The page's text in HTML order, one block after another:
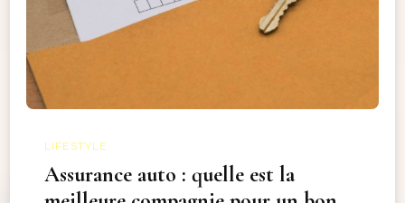
LIFESTYLE
Assurance auto : quelle est la